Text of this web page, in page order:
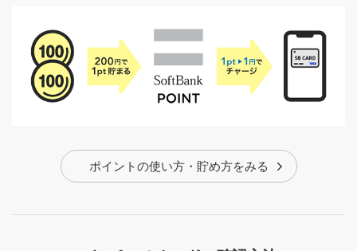
ポイントの使い方・貯め方をみる